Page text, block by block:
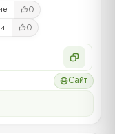
0
0
Сайт